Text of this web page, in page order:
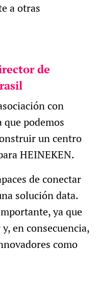
a otras
de
con
podemos
un centro
HEINEKEN.
de conectar
solución data.
ya que
en consecuencia,
como